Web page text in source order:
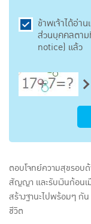
ข้าพเจ้าได้อ่า
ส่วนบุคคลตาม
notice) แล้ว
ตอบโจทย์ความสุขรอบ
สัญญา และรับเงินก้อน
สร้างฐานะไปพร้อมๆ กั
ชีวิต